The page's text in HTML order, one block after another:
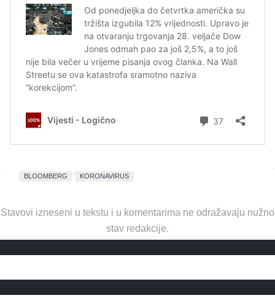
BLOOMBERG KORONAVIRUS
Stavovi izneseni u tekstu i u komentarima ne odražavaju nužno
stav redakcije.